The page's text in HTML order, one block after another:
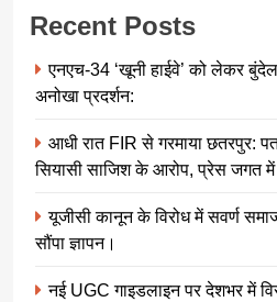
Recent Posts
एनएच-34 ‘खूनी हाईवे’ को लेकर
अनोखा प्रदर्शन:
आधी रात FIR से गरमाया छतरपुर:
सियासी साजिश के आरोप, प्रेस जगत में
यूजीसी कानून के विरोध में सवर्ण
सौंपा ज्ञापन।
नई UGC गाइडलाइन पर देशभर में